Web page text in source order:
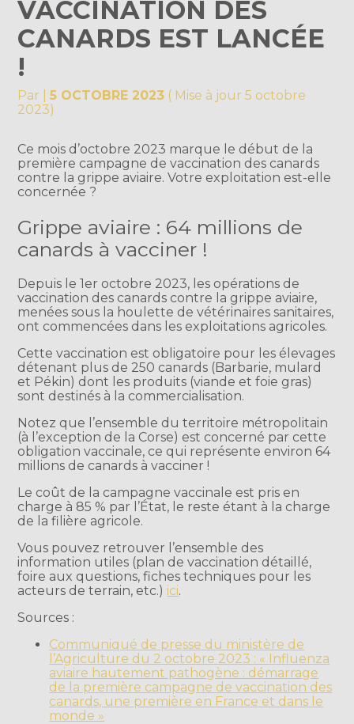
VACCINATION DES
CANARDS EST LANCÉE
!
Par |5 OCTOBRE 2023 ( Mise à jour 5 octobre
2023)
Ce mois d’octobre 2023 marque le début de la
première campagne de vaccination des canards
contre la grippe aviaire. Votre exploitation est-elle
concernée ?
Grippe aviaire : 64 millions de
canards à vacciner !
Depuis le 1er octobre 2023, les opérations de
vaccination des canards contre la grippe aviaire,
menées sous la houlette de vétérinaires sanitaires,
ont commencées dans les exploitations agricoles.
Cette vaccination est obligatoire pour les élevages
détenant plus de 250 canards (Barbarie, mulard
et Pékin) dont les produits (viande et foie gras)
sont destinés à la commercialisation.
Notez que l’ensemble du territoire métropolitain
(à l’exception de la Corse) est concerné par cette
obligation vaccinale, ce qui représente environ 64
millions de canards à vacciner !
Le coût de la campagne vaccinale est pris en
charge à 85 % par l’État, le reste étant à la charge
de la filière agricole.
Vous pouvez retrouver l’ensemble des
information utiles (plan de vaccination détaillé,
foire aux questions, fiches techniques pour les
acteurs de terrain, etc.) ici.
Sources :
Communiqué de presse du ministère de
l’Agriculture du 2 octobre 2023 : « Influenza
aviaire hautement pathogène : démarrage
de la première campagne de vaccination des
canards, une première en France et dans le
monde »